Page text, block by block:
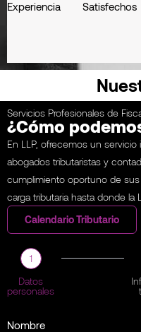
Experiencia Satisfechos
Servicios Profesionales de
¿Cómo
En LLP, ofrecemos un
abogados tributaristas y
cumplimiento oportuno de
carga tributaria hasta donde la
Calendario Tributario
1
Datos
personales
Nombre